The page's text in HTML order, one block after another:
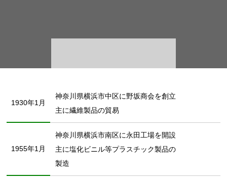
1930年1月
神奈川県横浜市中区に野坂商会を創立
主に繊維製品の貿易
1955年1月
神奈川県横浜市南区に永田工場を開設
主に塩化ビニル等プラスチック製品の
製造